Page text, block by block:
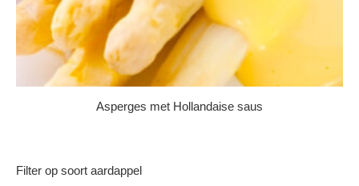
Asperges met Hollandaise saus
Filter op soort aardappel